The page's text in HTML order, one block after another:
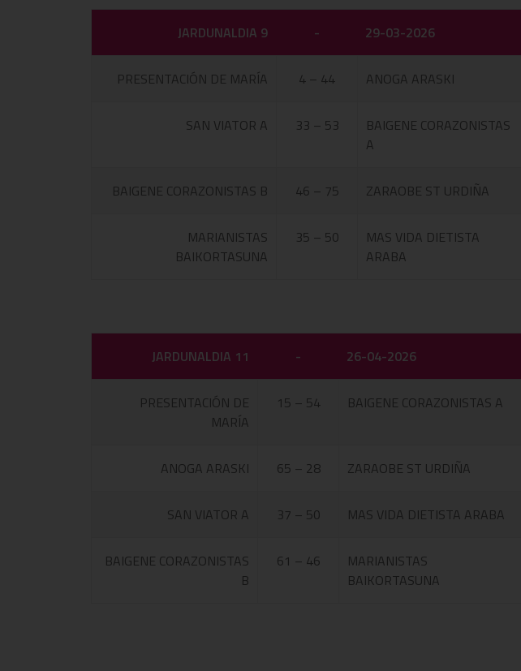
JARDUNALDIA 9 - 29-03-2026
PRESENTACIÓN DE MARÍA 4 – 44 ANOGA ARASKI
SAN VIATOR A 33 – 53
BAIGENE CORAZONISTAS
A
BAIGENE CORAZONISTAS B 46 – 75 ZARAOBE ST URDIÑA
MARIANISTAS
BAIKORTASUNA
35 – 50
MAS VIDA DIETISTA
ARABA
JARDUNALDIA 11 - 26-04-2026
PRESENTACIÓN DE
MARÍA
15 – 54 BAIGENE CORAZONISTAS A
ANOGA ARASKI 65 – 28 ZARAOBE ST URDIÑA
SAN VIATOR A 37 – 50 MAS VIDA DIETISTA ARABA
BAIGENE CORAZONISTAS
B
61 – 46
MARIANISTAS
BAIKORTASUNA